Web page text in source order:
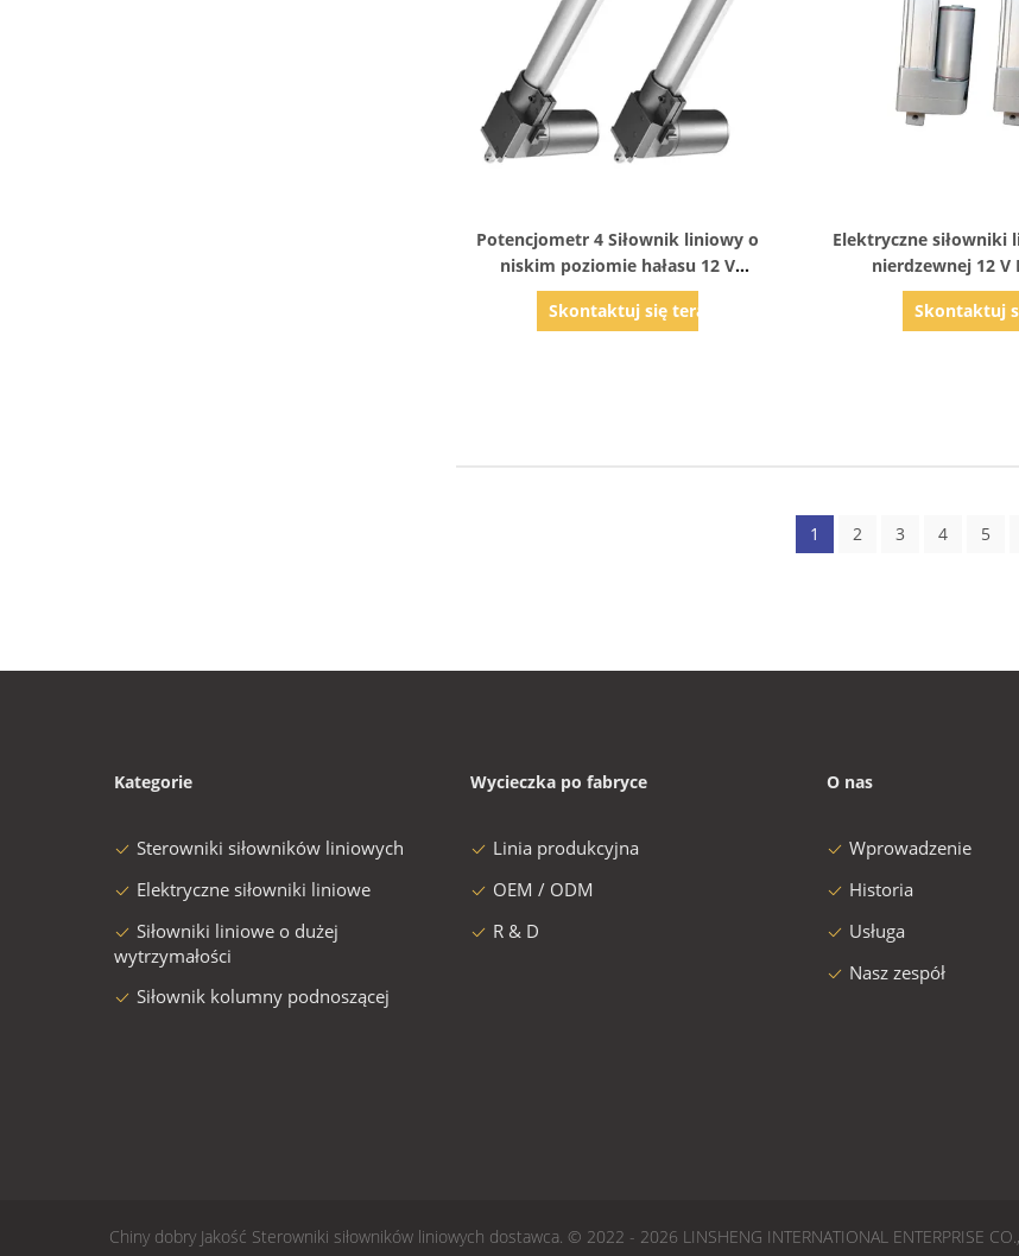
Potencjometr 4 Siłownik liniowy o
niskim poziomie hałasu 12 V
wodoodporny z ręczną korbą
Skontaktuj się teraz
Elektryczne siłowniki
nierdzewnej 12 V
Skontaktuj
1 2 3 4 5
Kategorie
Sterowniki siłowników liniowych
Elektryczne siłowniki liniowe
Siłowniki liniowe o dużej
wytrzymałości
Siłownik kolumny podnoszącej
Wycieczka po fabryce
Linia produkcyjna
OEM / ODM
R & D
O nas
Wprowadzenie
Historia
Usługa
Nasz zespół
Chiny dobry Jakość Sterowniki siłowników liniowych dostawca. © 2022 - 2026 LINSHENG INTERNATIONAL ENTERPRISE